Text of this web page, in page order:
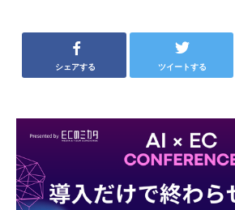
シェアする ツイートする